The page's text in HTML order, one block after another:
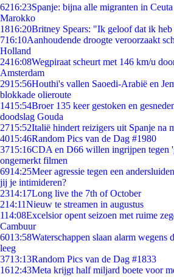
6216:23Spanje: bijna alle migranten in
Marokko
1816:20Britney Spears: "Ik geloof dat ik heb
716:10Aanhoudende droogte veroorzaakt
Holland
2416:08Wegpiraat scheurt met 146 km/u
Amsterdam
2915:56Houthi's vallen Saoedi-Arabië en
blokkade olieroute
1415:54Broer 135 keer gestoken en
doodslag Gouda
2715:52Italië hindert reizigers uit Spanje na
4015:46Random Pics van de Dag #1980
3715:16CDA en D66 willen ingrijpen tegen
ongemerkt filmen
6914:25Meer agressie tegen een
jij je intimideren?
2314:17Long live the 7th of October
214:11Nieuw te streamen in augustus
114:08Excelsior opent seizoen met ruime
Cambuur
6013:58Waterschappen slaan alarm wegens
leeg
3713:13Random Pics van de Dag #1833
1612:43Meta krijgt half miljard boete voor